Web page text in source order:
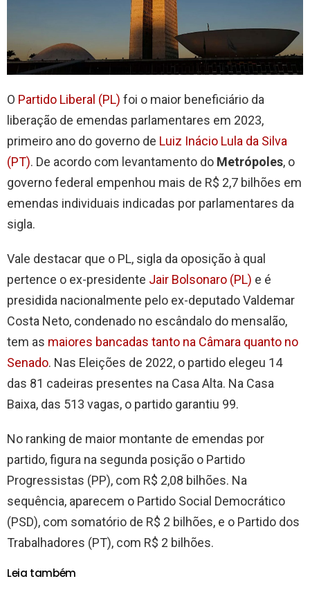
O Partido Liberal (PL) foi o maior beneficiário da
liberação de emendas parlamentares em 2023,
primeiro ano do governo de Luiz Inácio Lula da Silva
(PT). De acordo com levantamento do Metrópoles, o
governo federal empenhou mais de R$ 2,7 bilhões em
emendas individuais indicadas por parlamentares da
sigla.
Vale destacar que o PL, sigla da oposição à qual
pertence o ex-presidente Jair Bolsonaro (PL) e é
presidida nacionalmente pelo ex-deputado Valdemar
Costa Neto, condenado no escândalo do mensalão,
tem as maiores bancadas tanto na Câmara quanto no
Senado. Nas Eleições de 2022, o partido elegeu 14
das 81 cadeiras presentes na Casa Alta. Na Casa
Baixa, das 513 vagas, o partido garantiu 99.
No ranking de maior montante de emendas por
partido, figura na segunda posição o Partido
Progressistas (PP), com R$ 2,08 bilhões. Na
sequência, aparecem o Partido Social Democrático
(PSD), com somatório de R$ 2 bilhões, e o Partido dos
Trabalhadores (PT), com R$ 2 bilhões.
Leia também